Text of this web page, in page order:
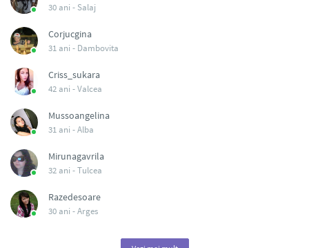
30 ani - Salaj
Corjucgina
31 ani - Dambovita
Criss_sukara
42 ani -Valcea
Mussoangelina
31 ani -Alba
Mirunagavrila
32 ani -Tulcea
Razedesoare
30 ani -Arges